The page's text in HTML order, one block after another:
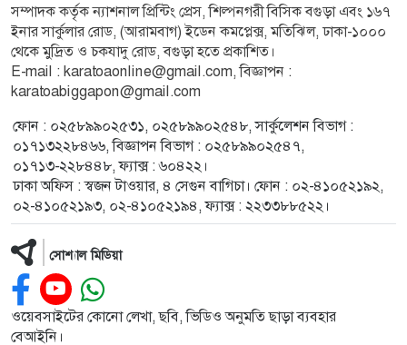
সম্পাদক কর্তৃক ন্যাশনাল প্রিন্টিং প্রেস, শিল্পনগরী বিসিক বগুড়া এবং ১৬৭
ইনার সার্কুলার রোড, (আরামবাগ) ইডেন কমপ্লেক্স, মতিঝিল, ঢাকা-১০০০
থেকে মুদ্রিত ও চকযাদু রোড, বগুড়া হতে প্রকাশিত।
E-mail : karatoaonline@gmail.com, বিজ্ঞাপন :
karatoabiggapon@gmail.com
ফোন : ০২৫৮৯৯০২৫৩১, ০২৫৮৯৯০২৫৪৮, সার্কুলেশন বিভাগ :
০১৭১৩২২৮৪৬৬, বিজ্ঞাপন বিভাগ : ০২৫৮৯৯০২৫৪৭,
০১৭১৩-২২৮৪৪৮, ফ্যাক্স : ৬০৪২২।
ঢাকা অফিস : স্বজন টাওয়ার, ৪ সেগুন বাগিচা। ফোন : ০২-৪১০৫২১৯২,
০২-৪১০৫২১৯৩, ০২-৪১০৫২১৯৪, ফ্যাক্স : ২২৩৩৮৮৫২২।
সোশ্যাল মিডিয়া
ওয়েবসাইটের কোনো লেখা, ছবি, ভিডিও অনুমতি ছাড়া ব্যবহার
বেআইনি।